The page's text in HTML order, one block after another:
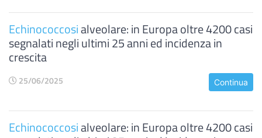
Echinococcosialveolare: in Europa oltre 4200 casi
segnalati negli ultimi 25 anni ed incidenza in
crescita
25/06/2025 Continua
Echinococcosialveolare: in Europa oltre 4200 casi